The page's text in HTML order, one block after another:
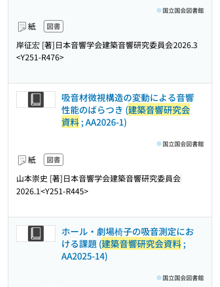
紙 図書
岸征宏 [著]日本音響学会建築音響研究委員会2026.3
<Y251-R476>
国立国会図書館
吸音材微視構造の変動による音響
性能のばらつき (建築音響研究会
資料; AA2026-1)
紙 図書
山本崇史 [著]日本音響学会建築音響研究委員会
2026.1<Y251-R445>
国立国会図書館
ホール・劇場椅子の吸音測定にお
ける課題 (建築音響研究会資料;
AA2025-14)
国立国会図書館